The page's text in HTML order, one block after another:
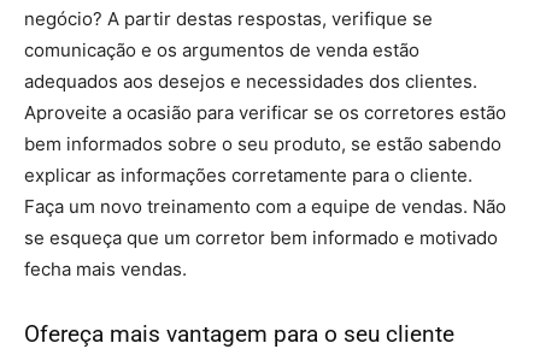
negócio? A partir destas respostas, verifique se
comunicação e os argumentos de venda estão
adequados aos desejos e necessidades dos clientes.
Aproveite a ocasião para verificar se os corretores estão
bem informados sobre o seu produto, se estão sabendo
explicar as informações corretamente para o cliente.
Faça um novo treinamento com a equipe de vendas. Não
se esqueça que um corretor bem informado e motivado
fecha mais vendas.
Ofereça mais vantagem para o seu cliente